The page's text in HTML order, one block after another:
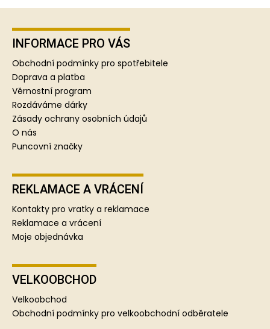
Z
INFORMACE PRO VÁS
Obchodní podmínky pro spotřebitele
Doprava a platba
Věrnostní program
Rozdáváme dárky
Zásady ochrany osobních údajů
O nás
Puncovní značky
REKLAMACE A VRÁCENÍ
Kontakty pro vratky a reklamace
Reklamace a vrácení
Moje objednávka
VELKOOBCHOD
Velkoobchod
Obchodní podmínky pro velkoobchodní odběratele